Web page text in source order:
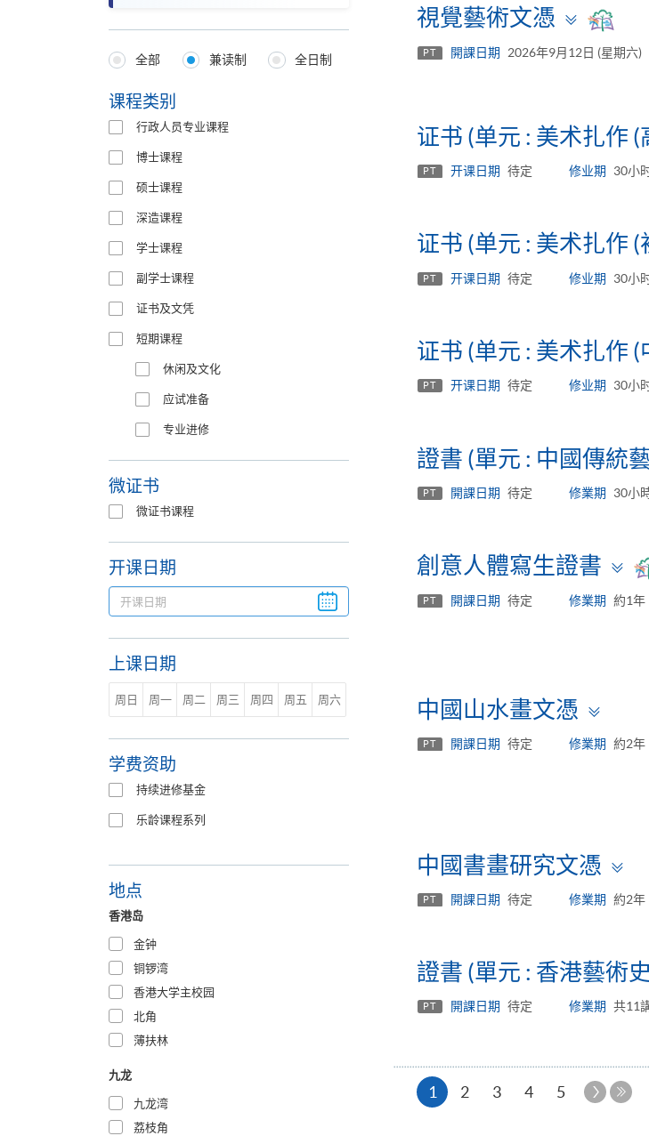
Programmes
Type
全部 兼读制 全日制
课程类别
行政人员专业课程
博士课程
硕士课程
深造课程
学士课程
副学士课程
证书及文凭
短期课程
休闲及文化
应试准备
专业进修
微证书
微证书课程
开课日期
上课日期
周日 周一 周二 周三 周四 周五 周六
学费资助
持续进修基金
乐龄课程系列
地点
香港岛
金钟
铜锣湾
香港大学主校园
北角
薄扶林
九龙
九龙湾
荔枝角
視覺藝術文憑
Toggle
panel
PT 開課日期 2026年9月12日 (星期六)
证书 (单元 : 美术扎作 (
PT 开课日期 待定 修业期 30小
证书 (单元 : 美术扎作 (
PT 开课日期 待定 修业期 30小
证书 (单元 : 美术扎作 (
PT 开课日期 待定 修业期 30小
證書 (單元 : 中國傳統
PT 開課日期 待定 修業期 30小
創意人體寫生證書
PT 開課日期 待定 修業期 約1年
中國山水畫文憑
PT 開課日期 待定 修業期 約2年
中國書畫研究文憑
PT 開課日期 待定 修業期 約2年
證書 (單元 : 香港藝術
PT 開課日期 待定 修業期 共11
1 本
2 3 4 5
下